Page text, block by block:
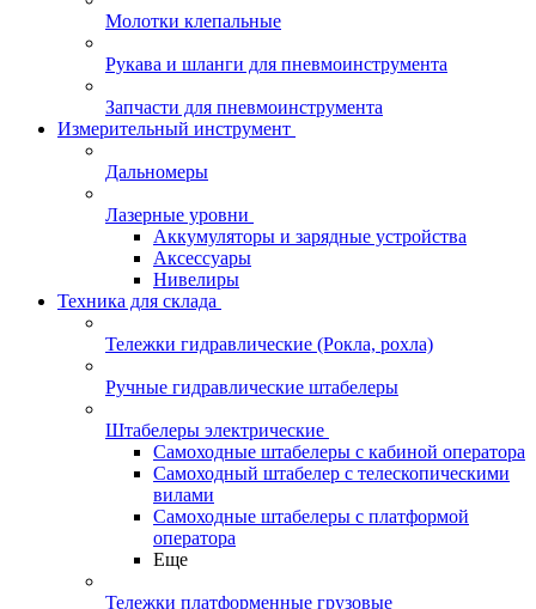
Молотки клепальные
Рукава и шланги для пневмоинструмента
Запчасти для пневмоинструмента
Измерительный инструмент
Дальномеры
Лазерные уровни
Аккумуляторы и зарядные устройства
Аксессуары
Нивелиры
Техника для склада
Тележки гидравлические (Рокла, рохла)
Ручные гидравлические штабелеры
Штабелеры электрические
Самоходные штабелеры с кабиной оператора
Самоходный штабелер с телескопическими
вилами
Самоходные штабелеры с платформой
оператора
Еще
Тележки платформенные грузовые